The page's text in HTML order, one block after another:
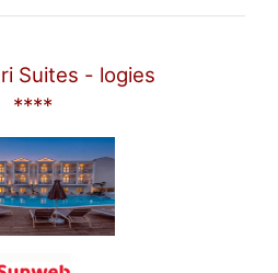
Suites - logies
****